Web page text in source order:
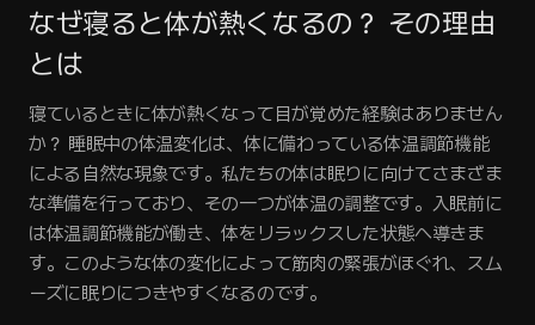
なぜ寝ると体が熱くなるの？ その理由
とは
寝ているときに体が熱くなって目が覚めた経験はありません
か？ 睡眠中の体温変化は、体に備わっている体温調節機能
による自然な現象です。私たちの体は眠りに向けてさまざま
な準備を行っており、その一つが体温の調整です。入眠前に
は体温調節機能が働き、体をリラックスした状態へ導きま
す。このような体の変化によって筋肉の緊張がほぐれ、スム
ーズに眠りにつきやすくなるのです。